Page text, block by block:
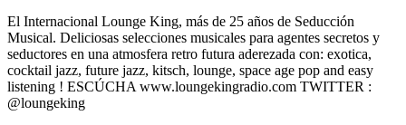
El Internacional Lounge King, más de 25 años de Seducción
Musical. Deliciosas selecciones musicales para agentes secretos y
seductores en una atmosfera retro futura aderezada con: exotica,
cocktail jazz, future jazz, kitsch, lounge, space age pop and easy
listening ! ESCÚCHA www.loungekingradio.com TWITTER :
@loungeking